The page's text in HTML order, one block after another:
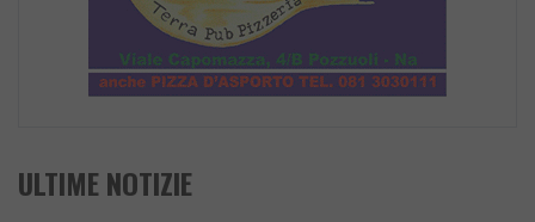
ULTIME NOTIZIE